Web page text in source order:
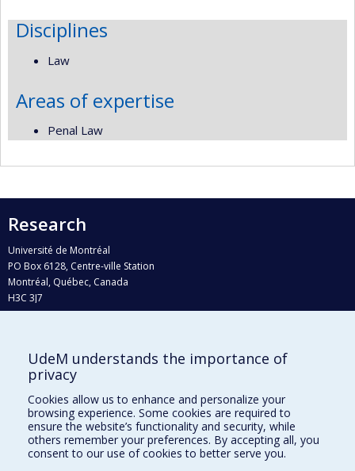
Disciplines
Law
Areas of expertise
Penal Law
Research
Université de Montréal
PO Box 6128, Centre-ville Station
Montréal, Québec, Canada
H3C 3J7
Who does what?
Find us
Site map
Accessibility
UdeM understands the importance of
privacy
Cookies allow us to enhance and personalize your
browsing experience. Some cookies are required to
ensure the website’s functionality and security, while
others remember your preferences. By accepting all, you
consent to our use of cookies to better serve you.